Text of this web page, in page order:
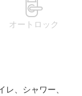
オートロック
レ、シャワー、